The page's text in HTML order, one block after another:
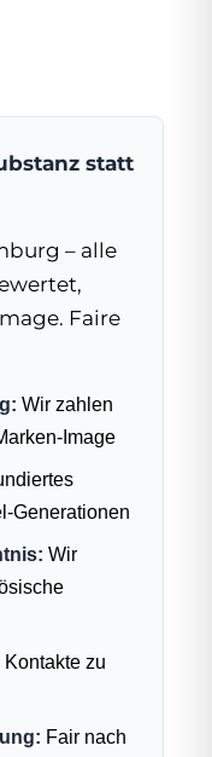
statt
– alle
Faire
Wir zahlen
Image
Generationen
Wir
Kontakte zu
Fair nach